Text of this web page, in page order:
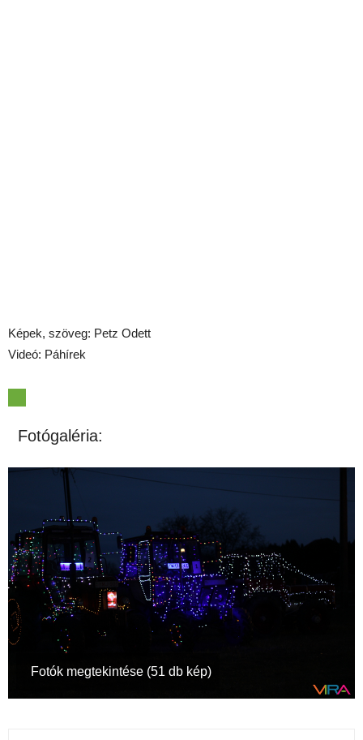
Képek, szöveg: Petz Odett
Videó: Páhírek
Fotógaléria:
Fotók megtekintése (51 db kép)